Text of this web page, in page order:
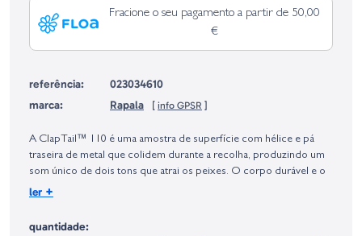
Fracione o seu pagamento a partir de 50,00
€
referência:
023034610
marca:
Rapala [ info GPSR ]
Europeia, dos produtos da marca, conforme requerido no Regulamento
Geral sobre a Segurança dos Produtos (GPSR):
A ClapTail™ 110 é uma amostra de superfície com hélice e pá
traseira de metal que colidem durante a recolha, produzindo um
som único de dois tons que atrai os peixes. O corpo durável e o
peso equilibrado garantem lançamentos longos e um
barriga reduz a alavancagem para manter os peixes presos.
ler +
quantidade: